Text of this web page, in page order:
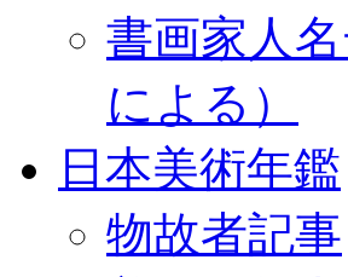
書画家人
による）
日本美術年鑑
物故者記事